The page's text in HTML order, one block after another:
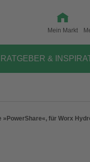
Mein Markt
RATGEBER &
»PowerShare«, für Worx